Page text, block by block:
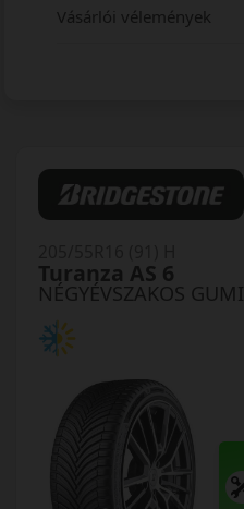
Vásárlói vélemények
NÉGYÉVSZAKOS GUMI
Turanza AS 6